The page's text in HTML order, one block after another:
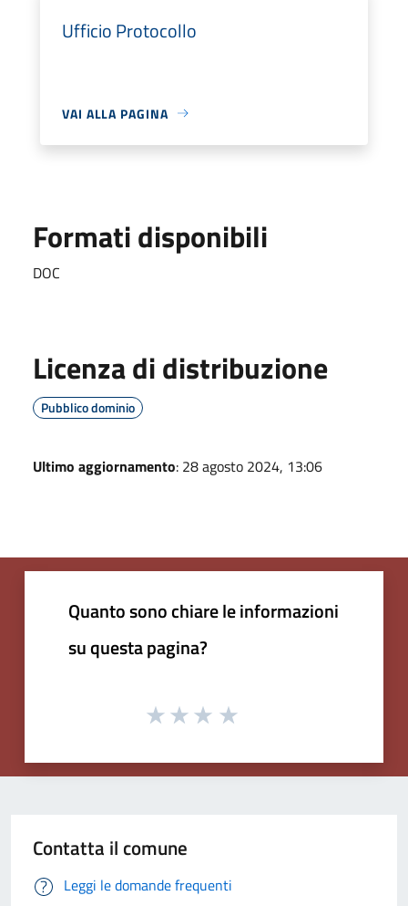
Ufficio Protocollo
VAI ALLA PAGINA
Formati disponibili
DOC
Licenza di distribuzione
Pubblico dominio
Ultimo aggiornamento: 28 agosto 2024, 13:06
Quanto sono chiare le informazioni
su questa pagina?
Contatta il comune
Leggi le domande frequenti